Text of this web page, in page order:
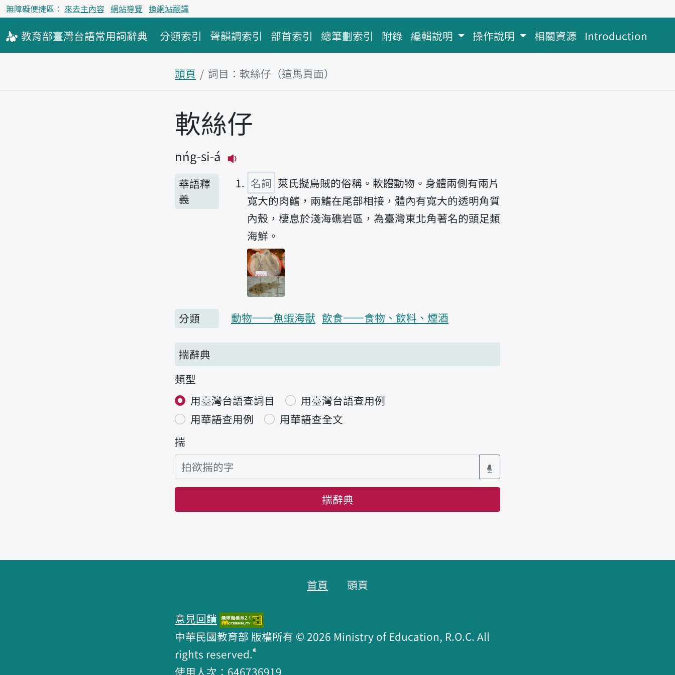
無障礙便捷區： 來去主內容 網站導覽 換網站翻譯
教育部臺灣台語常用詞辭典 分類索引 聲韻調索引 部首索引 總筆劃索引 附錄 編輯說明 操作說明 相關資源 Introduction
頭頁 詞目：軟絲仔（這馬頁面）
主內容區
軟絲仔
nńg-si-á
華語釋
義
名詞 萊氏擬烏賊的俗稱。軟體動物。身體兩側有兩片
寬大的肉鰭，兩鰭在尾部相接，體內有寬大的透明角質
內殼，棲息於淺海礁岩區，為臺灣東北角著名的頭足類
海鮮。
分類 動物——魚蝦海獸 飲食——食物、飲料、煙酒
揣辭典
類型
用臺灣台語查詞目
用臺灣台語查用例
用華語查用例
用華語查全文
揣
揣辭典
首頁 頭頁
意見回饋
中華民國教育部 版權所有 © 2026 Ministry of Education, R.O.C. All
rights reserved.®
使用人次：646736919